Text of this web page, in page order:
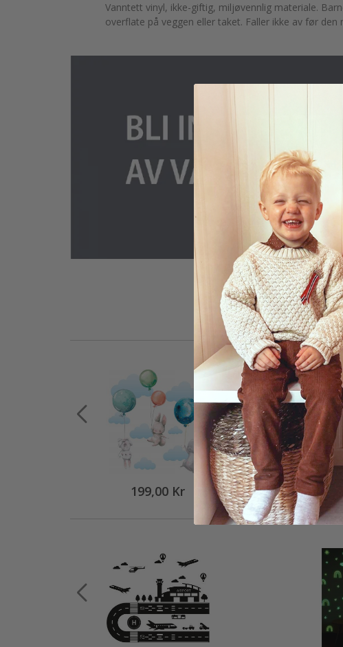
Vanntett vinyl, ikke-giftig, miljøvennlig materiale.
overflate på veggen eller taket. Faller ikke av før den
199,00 Kr